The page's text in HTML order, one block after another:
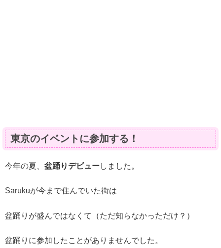
東京のイベントに参加する！
今年の夏、 盆踊りデビューしました。
Sarukuが今まで住んでいた街は
盆踊りが盛んではなくて（ただ知らなかっただけ？）
盆踊りに参加したことがありませんでした。